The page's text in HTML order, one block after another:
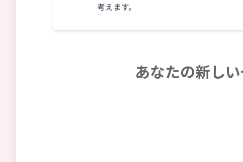
考えます。
あなたの新し